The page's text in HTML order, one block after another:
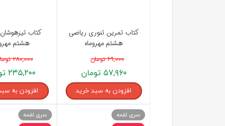
کتاب تمرین تنوری ریاضی
هشتم مهروماه
۶۹,۰۰۰ تومان
۵۷,۹۶۰ تومان
افزودن به سبد خرید
کتاب
هشتم
۲۸۰,۰۰۰ تومان
۲۳۵,۲۰۰ تومان
افزودن به
سری لقمه
سری لقمه